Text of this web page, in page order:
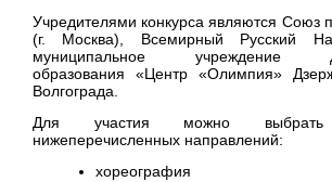
Учредителями конкурса являются Союз
(г. Москва), Всемирный Русский
муниципальное учреждение
образования «Центр «Олимпия»
Волгограда.
Для участия можно
нижеперечисленных направлений:
хореография